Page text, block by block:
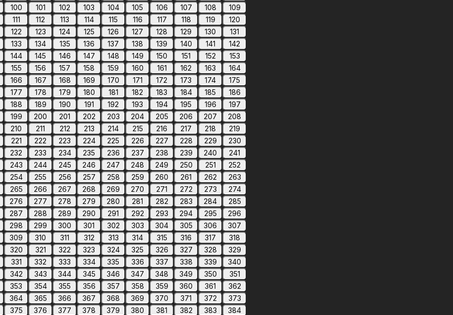
100
101 102 103 104 105 106 107 108
109
111
112 113 114 115 116 117 118 119
120
122
123 124 125 126 127 128 129 130
131
133
134 135 136 137 138 139 140 141
142
144
145 146 147 148 149 150 151 152
153
155
156 157 158 159 160 161 162 163
164
166
167 168 169 170 171 172 173 174
175
177
178 179 180 181 182 183 184 185
186
188
189 190 191 192 193 194 195 196
197
199
200 201 202 203 204 205 206 207
208
210
211 212 213 214 215 216 217 218
219
221
222 223 224 225 226 227 228 229
230
232
233 234 235 236 237 238 239 240
241
243
244 245 246 247 248 249 250 251
252
254
255 256 257 258 259 260 261 262
263
265
266 267 268 269 270 271 272 273
274
276
277 278 279 280 281 282 283 284
285
287
288 289 290 291 292 293 294 295
296
298
299 300 301 302 303 304 305 306
307
309
310 311 312 313 314 315 316 317
318
320
321 322 323 324 325 326 327 328
329
331
332 333 334 335 336 337 338 339
340
342
343 344 345 346 347 348 349 350
351
353
354 355 356 357 358 359 360 361
362
364
365 366 367 368 369 370 371 372
373
375
376 377 378 379 380 381 382 383
384